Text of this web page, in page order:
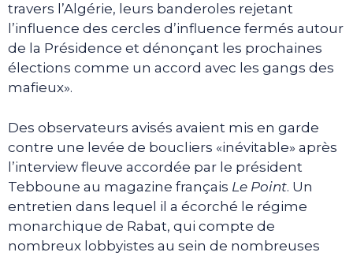
travers l’Algérie, leurs banderoles rejetant
l’influence des cercles d’influence fermés autour
de la Présidence et dénonçant les prochaines
élections comme un accord avec les gangs des
mafieux».
Des observateurs avisés avaient mis en garde
contre une levée de boucliers «inévitable» après
l’interview fleuve accordée par le président
Tebboune au magazine français Le Point. Un
entretien dans lequel il a écorché le régime
monarchique de Rabat, qui compte de
nombreux lobbyistes au sein de nombreuses